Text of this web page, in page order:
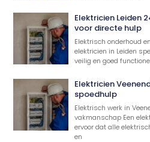
Elektricien Leiden
voor directe hulp
Elektrisch onderhoud
elektricien in Leiden
veilig en goed
Elektricien
spoedhulp
Elektrisch werk in
vakmanschap Een
ervoor dat alle
en